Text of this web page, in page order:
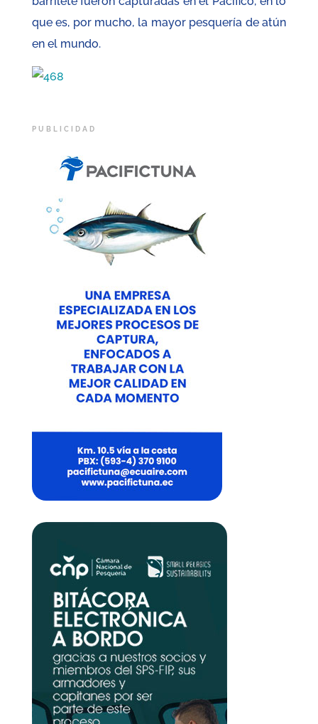
que es, por mucho, la mayor pesquería de atún
en el mundo.